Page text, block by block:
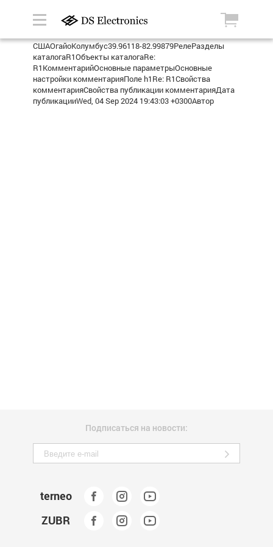
СШАОгайоКолумбус39.96118-82.99879РелеРазделы
каталогаR1Объекты каталогаRe:
R1КомментарийОсновные параметрыОсновные
настройки комментарияПоле h1Re: R1Свойства
комментарияСвойства публикации комментарияДата
публикацииWed, 04 Sep 2024 19:43:03 +0300Автор
Подписаться на новости:
terneo
ZUBR